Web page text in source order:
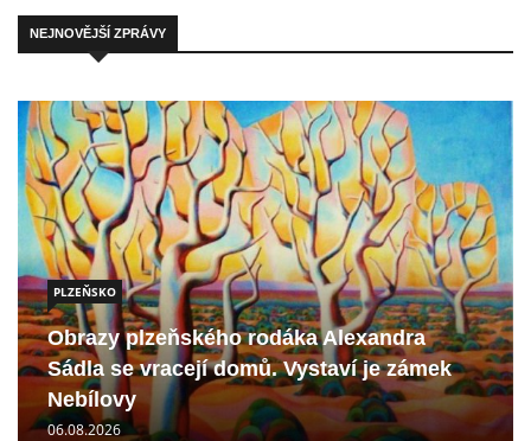
NEJNOVĚJŠÍ ZPRÁVY
PLZEŇSKO
Obrazy plzeňského rodáka Alexandra
Sádla se vracejí domů. Vystaví je zámek
Nebílovy
06.08.2026